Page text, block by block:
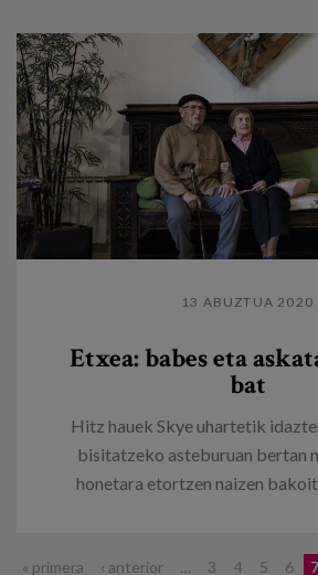
13 ABUZTUA 2020
Etxea: babes eta
bat
Hitz hauek Skye uhartetik
bisitatzeko asteburuan bertan
honetara etortzen naizen
« primera ‹ anterior … 3 4 5 6 7